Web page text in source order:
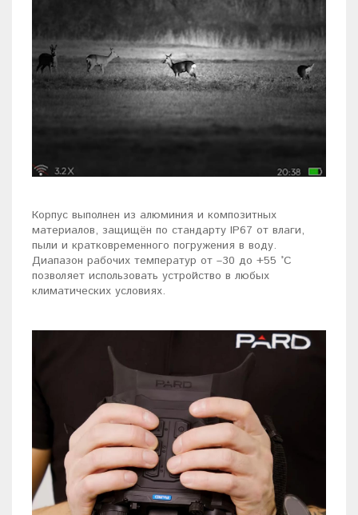
Корпус выполнен из алюминия и композитных
материалов, защищён по стандарту IP67 от влаги,
пыли и кратковременного погружения в воду.
Диапазон рабочих температур от –30 до +55 °C
позволяет использовать устройство в любых
климатических условиях.